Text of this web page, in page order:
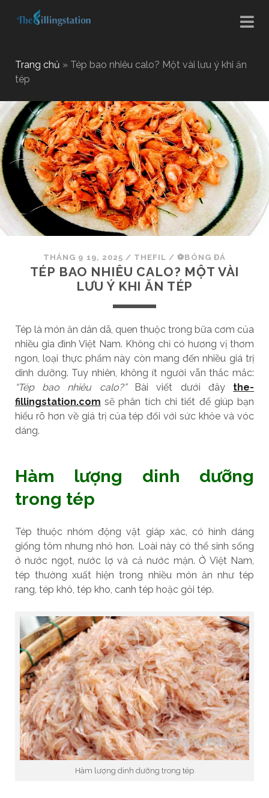
Trang chủ » Tép bao nhiêu calo? Một vài lưu ý khi ăn
tép
THÁNG 9 19, 2025 / THEFIL /⚽BÓNG ĐÁ
TÉP BAO NHIÊU CALO? MỘT VÀI
LƯU Ý KHI ĂN TÉP
Tép là món ăn dân dã, quen thuộc trong bữa cơm của
nhiều gia đình Việt Nam. Không chỉ có hương vị thơm
ngon, loại thực phẩm này còn mang đến nhiều giá trị
dinh dưỡng. Tuy nhiên, không ít người vẫn thắc mắc:
“Tép bao nhiêu calo?” Bài viết dưới đây the-
fillingstation.com sẽ phân tích chi tiết để giúp bạn
hiểu rõ hơn về giá trị của tép đối với sức khỏe và vóc
dáng.
Hàm lượng dinh dưỡng
trong tép
Tép thuộc nhóm động vật giáp xác, có hình dáng
giống tôm nhưng nhỏ hơn. Loài này có thể sinh sống
ở nước ngọt, nước lợ và cả nước mặn. Ở Việt Nam,
tép thường xuất hiện trong nhiều món ăn như tép
rang, tép khô, tép kho, canh tép hoặc gỏi tép.
Hàm lượng dinh dưỡng trong tép